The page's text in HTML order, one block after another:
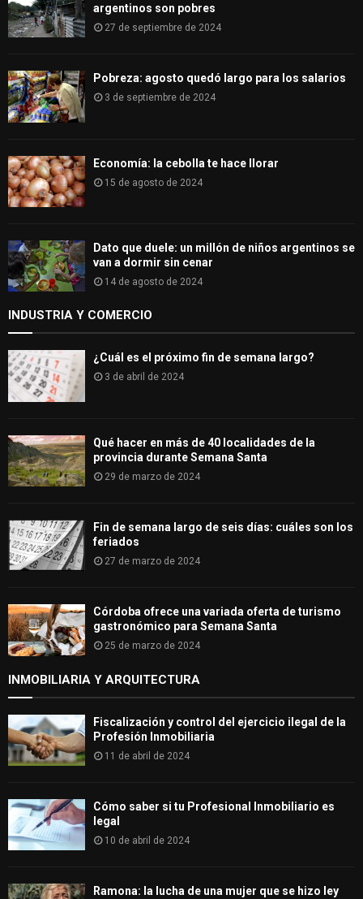
argentinos son pobres
27 de septiembre de 2024
Pobreza: agosto quedó largo para los salarios
3 de septiembre de 2024
Economía: la cebolla te hace llorar
15 de agosto de 2024
Dato que duele: un millón de niños argentinos se
van a dormir sin cenar
14 de agosto de 2024
INDUSTRIA Y COMERCIO
¿Cuál es el próximo fin de semana largo?
3 de abril de 2024
Qué hacer en más de 40 localidades de la
provincia durante Semana Santa
29 de marzo de 2024
Fin de semana largo de seis días: cuáles son los
feriados
27 de marzo de 2024
Córdoba ofrece una variada oferta de turismo
gastronómico para Semana Santa
25 de marzo de 2024
INMOBILIARIA Y ARQUITECTURA
Fiscalización y control del ejercicio ilegal de la
Profesión Inmobiliaria
11 de abril de 2024
Cómo saber si tu Profesional Inmobiliario es
legal
10 de abril de 2024
Ramona: la lucha de una mujer que se hizo ley